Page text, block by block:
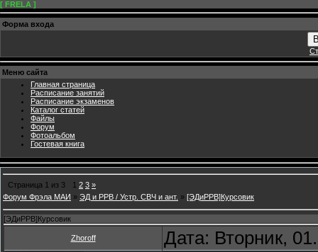
[ FRELA ]
Форма входа
Меню сайта
Главная страница
Расписание занятий
Расписание экзаменов
Каталог статей
Файлы
Форум
Фотоальбом
Гостевая книга
Страница 1 из 3 1 2 3 »
Форум Фрэла МАИ » ЭД и РРВ / Устр. СВЧ и ант. » [ЭДиРРВ]Курсовик
[ЭДиРРВ]Курсовик
Zhoroff Дата: Вторник,